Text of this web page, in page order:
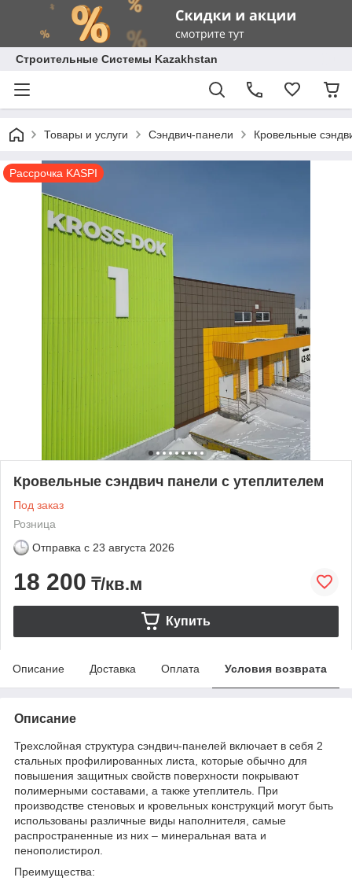
Строительные Системы Kazakhstan
Товары и услуги Сэндвич-панели Кровельные
Рассрочка KASPI
Кровельные сэндвич панели с утеплителем
Под заказ
Розница
Отправка с 23 августа 2026
18 200 ₸/кв.м
Купить
Описание Доставка Оплата Условия возврата
Описание
Трехслойная структура сэндвич-панелей включает в себя 2
стальных профилированных листа, которые обычно для
повышения защитных свойств поверхности покрывают
полимерными составами, а также утеплитель. При
производстве стеновых и кровельных конструкций могут быть
использованы различные виды наполнителя, самые
распространенные из них – минеральная вата и
пенополистирол.
Преимущества: